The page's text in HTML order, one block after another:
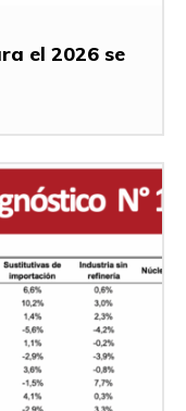
el 2026 se